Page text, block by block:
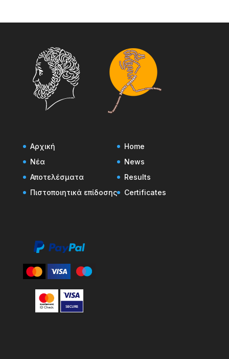
Αρχική
Νέα
Αποτελέσματα
Πιστοποιητικά επίδοσης
Home
News
Results
Certificates